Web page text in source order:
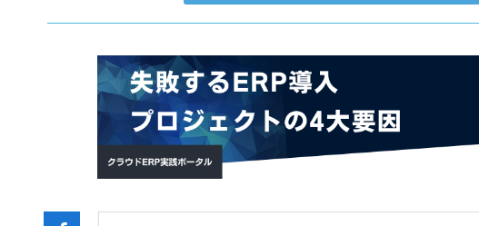
会計
経営／業績管理
サプライチェーン／生産管理
CRM／営業支援／Eコマース
データ分析／BI